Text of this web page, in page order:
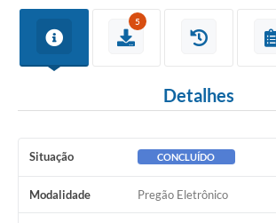
5
Detalhes
Situação CONCLUÍDO
Modalidade Pregão Eletrônico